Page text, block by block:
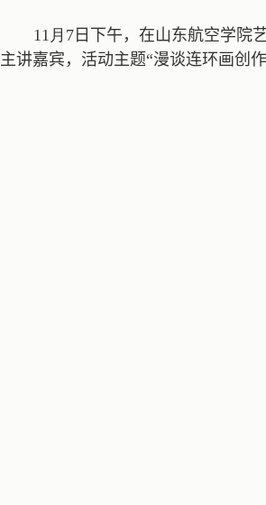
11 月 7 日 下午 ，在山东航空学院
主讲嘉宾 ， 活动主题“漫谈连环画创